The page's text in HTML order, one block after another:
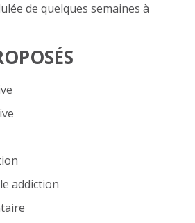
de quelques semaines à
addiction